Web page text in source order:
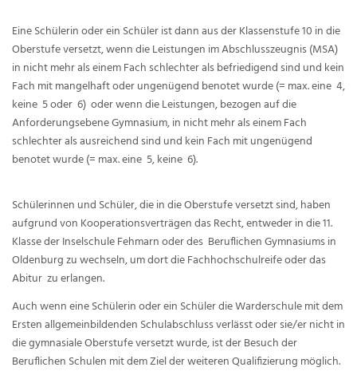
Eine Schülerin oder ein Schüler ist dann aus der Klassenstufe 10 in die
Oberstufe versetzt, wenn die Leistungen im Abschlusszeugnis (MSA)
in nicht mehr als einem Fach schlechter als befriedigend sind und kein
Fach mit mangelhaft oder ungenügend benotet wurde (= max. eine 4,
keine 5 oder 6) oder wenn die Leistungen, bezogen auf die
Anforderungsebene Gymnasium, in nicht mehr als einem Fach
schlechter als ausreichend sind und kein Fach mit ungenügend
benotet wurde (= max. eine 5, keine 6).
Schülerinnen und Schüler, die in die Oberstufe versetzt sind, haben
aufgrund von Kooperationsverträgen das Recht, entweder in die 11.
Klasse der Inselschule Fehmarn oder des Beruflichen Gymnasiums in
Oldenburg zu wechseln, um dort die Fachhochschulreife oder das
Abitur zu erlangen.
Auch wenn eine Schülerin oder ein Schüler die Warderschule mit dem
Ersten allgemeinbildenden Schulabschluss verlässt oder sie/er nicht in
die gymnasiale Oberstufe versetzt wurde, ist der Besuch der
Beruflichen Schulen mit dem Ziel der weiteren Qualifizierung möglich.